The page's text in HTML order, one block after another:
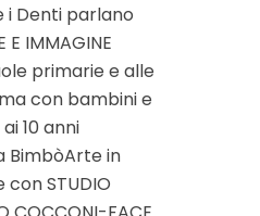
i Denti parlano
E IMMAGINE
primarie e alle
con bambini e
10 anni
BimbòArte in
STUDIO